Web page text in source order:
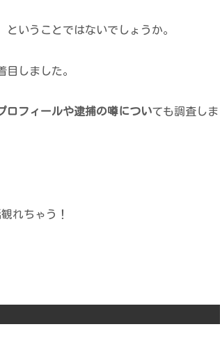
いうことではないでしょうか。
しました。
ロフィールや逮捕の噂についても調査しま
れちゃう！